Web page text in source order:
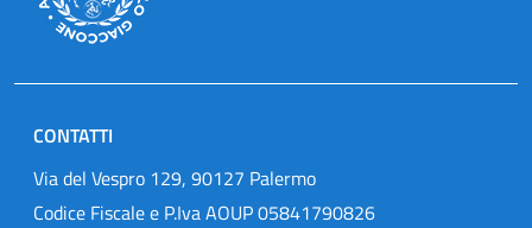
CONTATTI
Via del Vespro 129, 90127 Palermo
Codice Fiscale e P.Iva AOUP 05841790826